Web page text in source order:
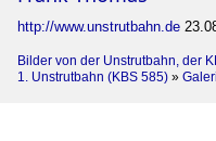
http://www.unstrutbahn.de
Bilder von der Unstrutbahn, der
1. Unstrutbahn (KBS 585) »